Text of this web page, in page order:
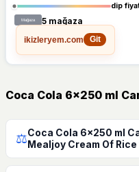
dip
5 mağaza
ikizleryem.com
Git
Coca Cola 6x250 ml
⚖Coca Cola 6x250 ml
Mealjoy Cream Of Rice